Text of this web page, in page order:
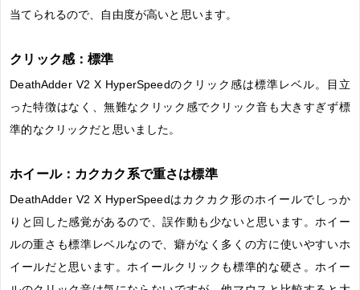
当てられるので、自由度が高いと思います。
クリック感：標準
DeathAdder V2 X HyperSpeedのクリック感は標準レベル。目立
った特徴はなく、無難なクリック感でクリック音も大きすぎず標
準的なクリックだと思いました。
ホイール：カクカク系で重さは標準
DeathAdder V2 X HyperSpeedはカクカク形のホイールでしっか
りと回した感覚があるので、誤作動も少ないと思います。ホイー
ルの重さも標準レベルなので、癖がなく多くの方に使いやすいホ
イールだと思います。ホイールクリックも標準的な硬さ。ホイー